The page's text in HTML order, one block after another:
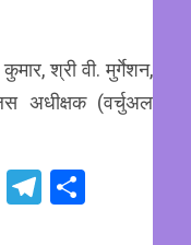
श्री वी. मुर्गेशन,
अधीक्षक (वर्चुअल
X Telegram